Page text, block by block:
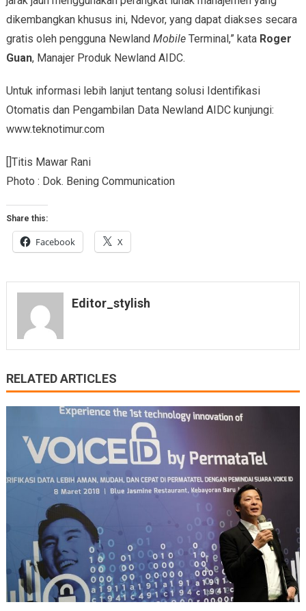
dikembangkan khusus ini, Ndevor, yang dapat diakses secara
gratis oleh pengguna Newland MobileTerminal,” kata Roger
Guan, Manajer Produk Newland AIDC.
Untuk informasi lebih lanjut tentang solusi Identifikasi
Otomatis dan Pengambilan Data Newland AIDC kunjungi:
www.teknotimur.com
[]Titis Mawar Rani
Photo : Dok. Bening Communication
Share this:
Facebook X
Editor_stylish
RELATED ARTICLES